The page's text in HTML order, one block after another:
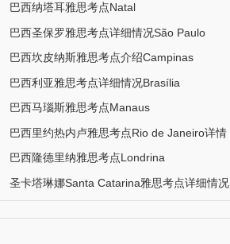
巴西纳塔耳雅思考点Natal
巴西圣保罗雅思考点详细情况São Paulo
巴西坎皮纳斯雅思考点介绍Campinas
巴西利亚雅思考点详细情况Brasília
巴西马瑙斯雅思考点Manaus
巴西里约热内卢雅思考点Rio de Janeiro详情
巴西隆德里纳雅思考点Londrina
圣卡塔琳娜Santa Catarina雅思考点详细情况